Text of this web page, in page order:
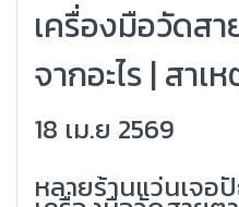
เครื่องมือวัดส
จากอะไร | สาเ
ใช้งานยาว
Optical)
18 เม.ย 2569
หลายร้านแว่นเจ